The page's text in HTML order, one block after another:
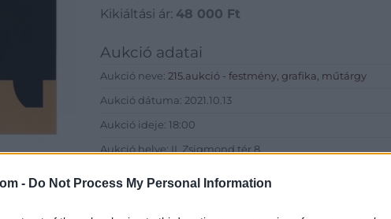
- Do Not Process My Personal Information
Kikiáltási ár: 48 000 Ft
Aukció adatai
Aukció neve: 215.aukció - festmény, grafika, műtárgy
Aukció dátuma: 2021.10.13
Aukció ideje: 18:00
Aukció helye: II. Zsigmond tér 8.